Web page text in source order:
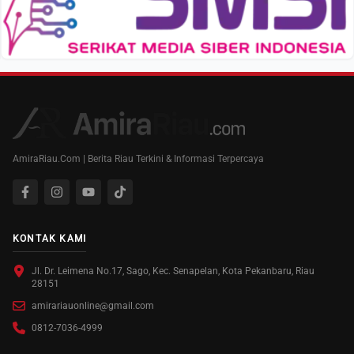
AmiraRiau.Com | Berita Riau Terkini & Informasi Terpercaya
KONTAK KAMI
Jl. Dr. Leimena No.17, Sago, Kec. Senapelan, Kota Pekanbaru, Riau
28151
amirariauonline@gmail.com
0812-7036-4999